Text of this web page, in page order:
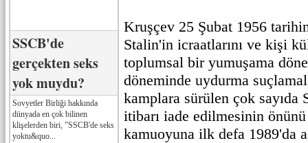
SSCB'de
gerçekten seks
yok muydu?
Sovyetler Birliği hakkında
dünyada en çok bilinen
klişelerden biri, "SSCB'de seks
yoktu&quo...
Kruşçev 25 Şubat 1956
Stalin'in icraatlarını ve kişi
toplumsal bir yumuşama
döneminde uydurma
kamplara sürülen çok sayıda
itibarı iade edilmesinin önünü
kamuoyuna ilk defa 1989'da